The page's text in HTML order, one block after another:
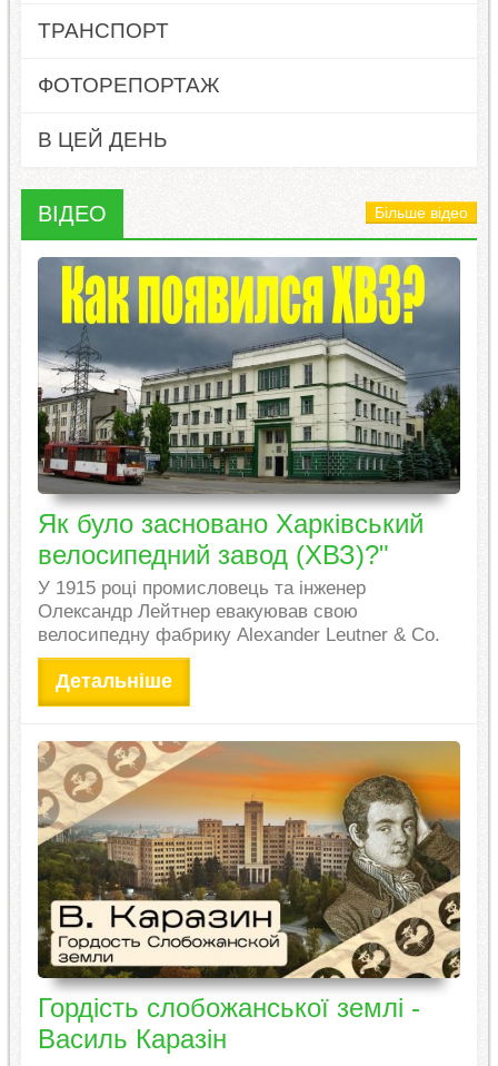
ТРАНСПОРТ
ФОТОРЕПОРТАЖ
В ЦЕЙ ДЕНЬ
ВІДЕО Більше відео
Як було засновано Харківський
велосипедний завод (ХВЗ)?"
У 1915 році промисловець та інженер
Олександр Лейтнер евакуював свою
велосипедну фабрику Alexander Leutner & Co.
Детальніше
Гордість слобожанської землі -
Василь Каразін